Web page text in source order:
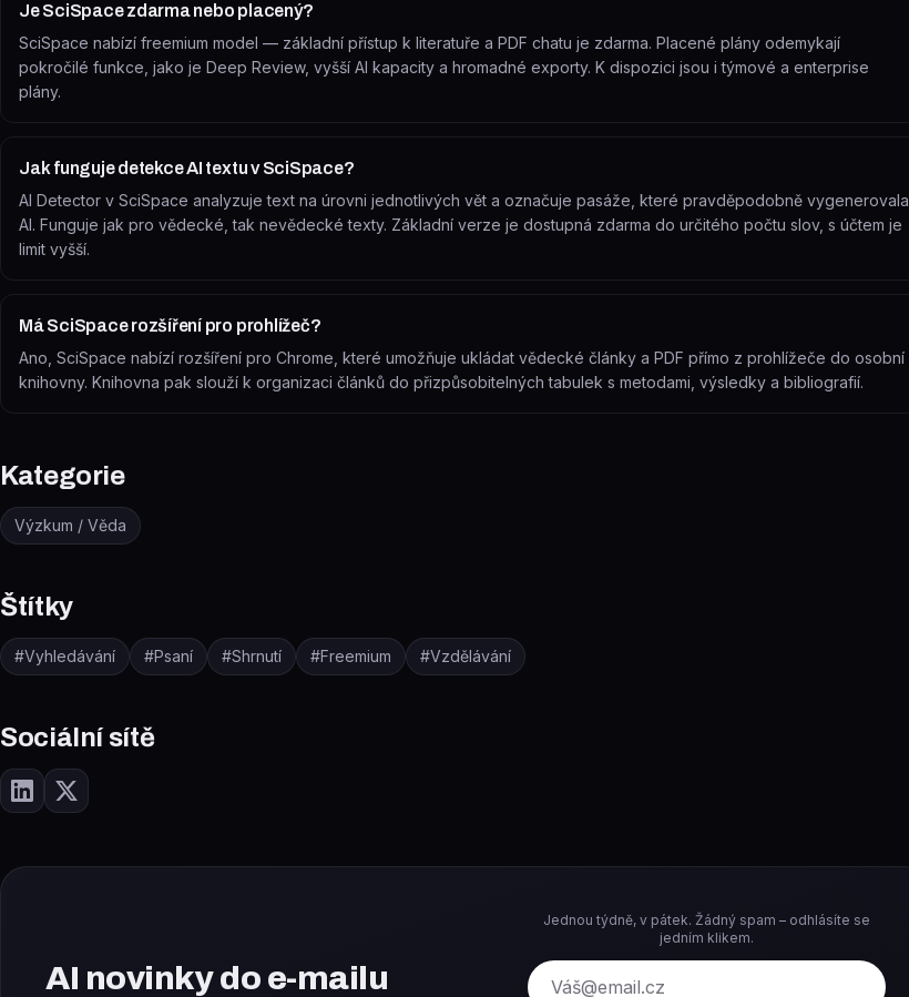
Je SciSpace zdarma nebo placený?
SciSpace nabízí freemium model — základní přístup k literatuře a PDF chatu je zdarma. Placené plány odemykají
pokročilé funkce, jako je Deep Review, vyšší AI kapacity a hromadné exporty. K dispozici jsou i týmové a enterprise
plány.
Jak funguje detekce AI textu v SciSpace?
AI Detector v SciSpace analyzuje text na úrovni jednotlivých vět a označuje pasáže, které pravděpodobně vygenerovala
AI. Funguje jak pro vědecké, tak nevědecké texty. Základní verze je dostupná zdarma do určitého počtu slov, s účtem je
limit vyšší.
Má SciSpace rozšíření pro prohlížeč?
Ano, SciSpace nabízí rozšíření pro Chrome, které umožňuje ukládat vědecké články a PDF přímo z prohlížeče do osobní
knihovny. Knihovna pak slouží k organizaci článků do přizpůsobitelných tabulek s metodami, výsledky a bibliografií.
Kategorie
Výzkum / Věda
Štítky
#Vyhledávání #Psaní #Shrnutí #Freemium #Vzdělávání
Sociální sítě
AI novinky do e-mailu
Jednou týdně, v pátek. Žádný spam – odhlásíte se
jedním klikem.
E-mail